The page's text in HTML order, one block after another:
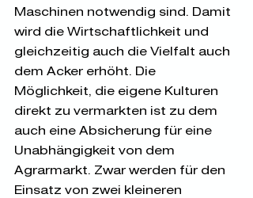
Maschinen notwendig sind. Damit
wird die Wirtschaftlichkeit und
gleichzeitig auch die Vielfalt auch
dem Acker erhöht. Die
Möglichkeit, die eigene Kulturen
direkt zu vermarkten ist zu dem
auch eine Absicherung für eine
Unabhängigkeit von dem
Agrarmarkt. Zwar werden für den
Einsatz von zwei kleineren